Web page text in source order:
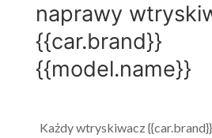
naprawy
{{car.brand}}
{{model.name}}
Każdy wtryskiwacz